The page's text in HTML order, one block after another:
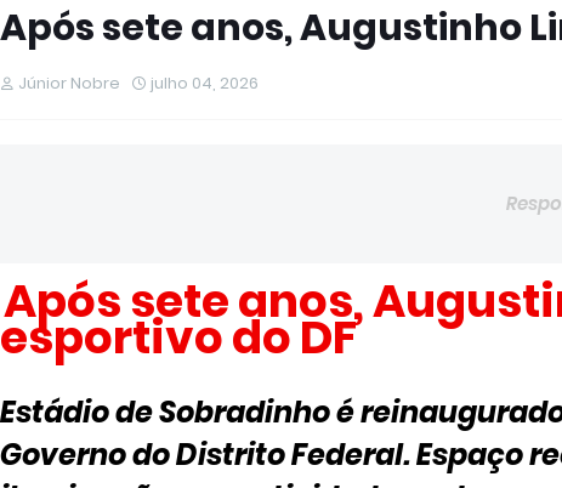
Após sete anos, Augustinho
Júnior Nobre julho 04, 2026
Após sete anos,
esportivo do DF
Estádio de Sobradinho é
Governo do Distrito Federal. Espaço